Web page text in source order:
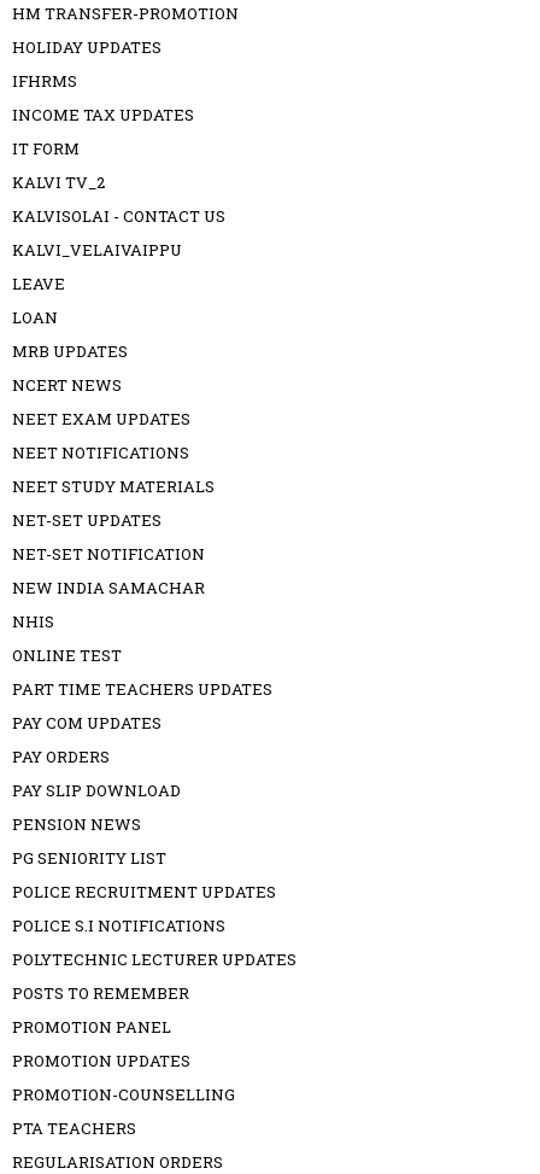
HM TRANSFER-PROMOTION
HOLIDAY UPDATES
IFHRMS
INCOME TAX UPDATES
IT FORM
KALVI TV_2
KALVISOLAI - CONTACT US
KALVI_VELAIVAIPPU
LEAVE
LOAN
MRB UPDATES
NCERT NEWS
NEET EXAM UPDATES
NEET NOTIFICATIONS
NEET STUDY MATERIALS
NET-SET UPDATES
NET-SET NOTIFICATION
NEW INDIA SAMACHAR
NHIS
ONLINE TEST
PART TIME TEACHERS UPDATES
PAY COM UPDATES
PAY ORDERS
PAY SLIP DOWNLOAD
PENSION NEWS
PG SENIORITY LIST
POLICE RECRUITMENT UPDATES
POLICE S.I NOTIFICATIONS
POLYTECHNIC LECTURER UPDATES
POSTS TO REMEMBER
PROMOTION PANEL
PROMOTION UPDATES
PROMOTION-COUNSELLING
PTA TEACHERS
REGULARISATION ORDERS